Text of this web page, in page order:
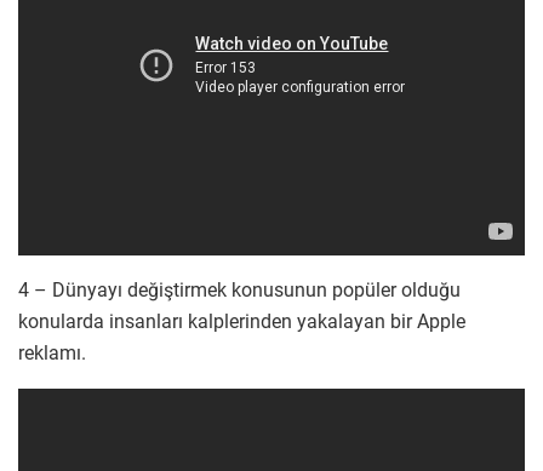
4 – Dünyayı değiştirmek konusunun popüler olduğu
konularda insanları kalplerinden yakalayan bir Apple
reklamı.